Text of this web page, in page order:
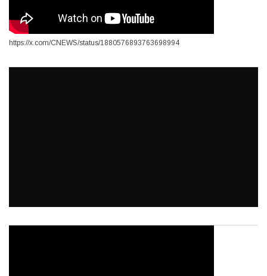
https://x.com/CNEWS/status/1880576893763698994